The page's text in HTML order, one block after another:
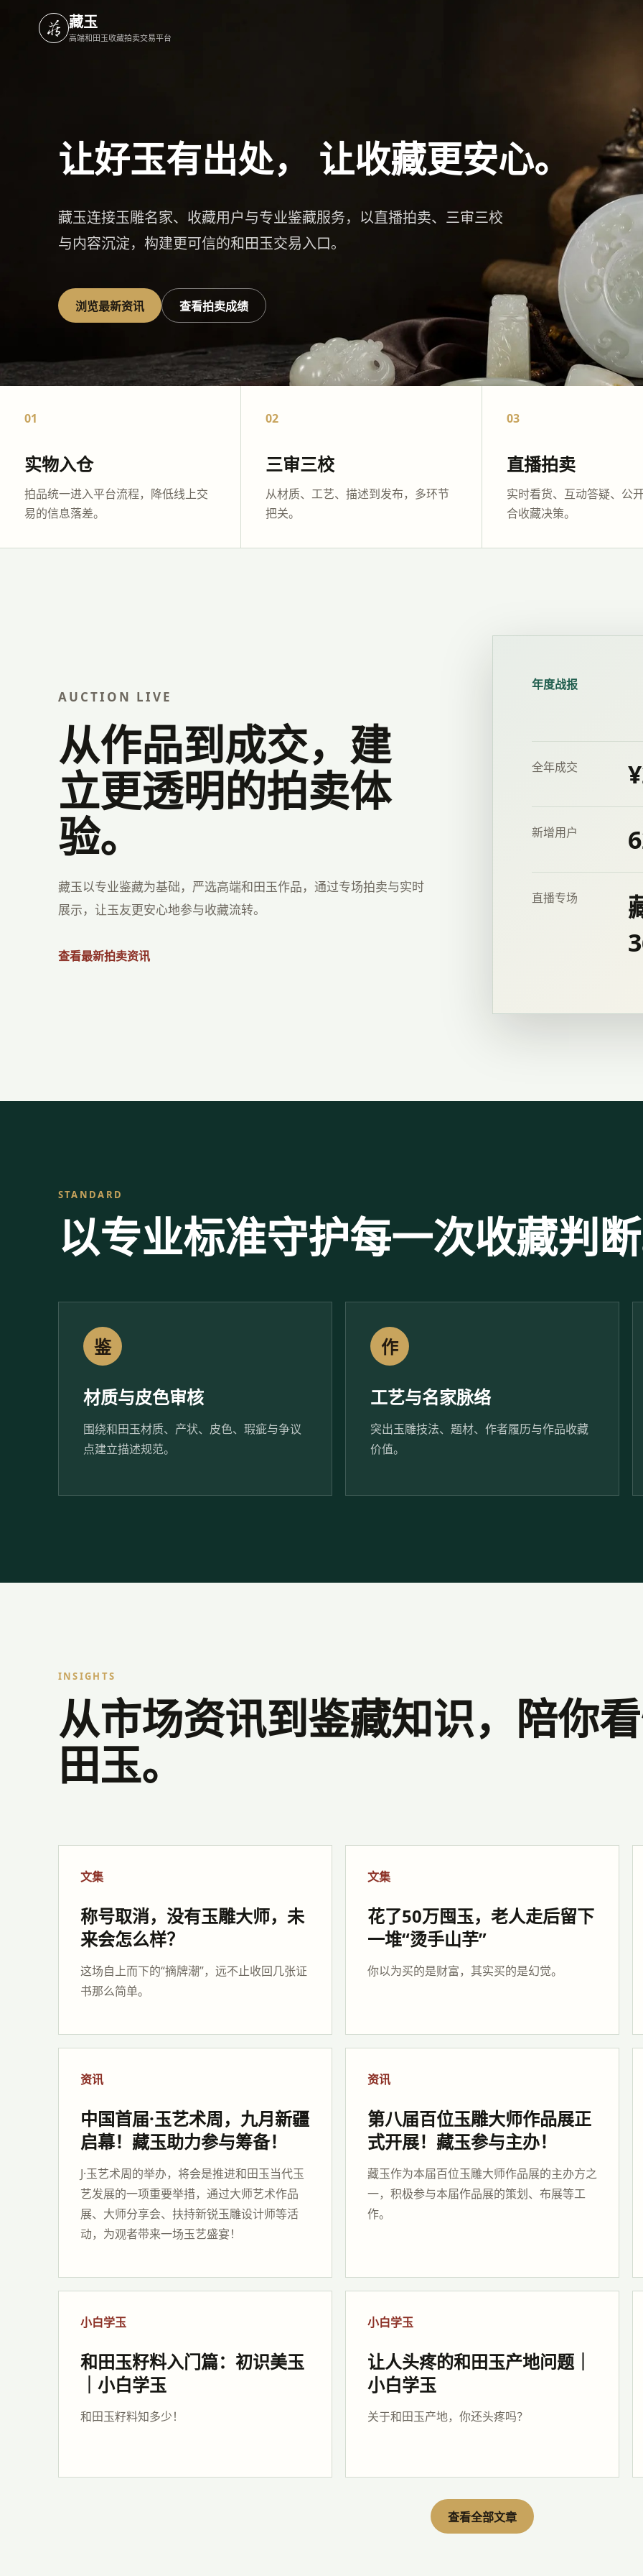
藏玉
高端和田玉收藏拍卖交易平台
让好玉有出处， 让收藏更安心。
藏玉连接玉雕名家、收藏用户与专业鉴藏服务，以直播拍卖、三审三校
与内容沉淀，构建更可信的和田玉交易入口。
浏览最新资讯 查看拍卖成绩
01
实物入仓
拍品统一进入平台流程，降低线上交
易的信息落差。
02
三审三校
从材质、工艺、描述到发布，多环节
把关。
03
直播拍卖
实时看货、互动答疑、公
合收藏决策。
AUCTION LIVE
从作品到成交，建
立更透明的拍卖体
验。
藏玉以专业鉴藏为基础，严选高端和田玉作品，通过专场拍卖与实时
展示，让玉友更安心地参与收藏流转。
查看最新拍卖资讯
年度战报
全年成交
新增用户
直播专场
STANDARD
以专业标准守护每一次收藏判
鉴
材质与皮色审核
围绕和田玉材质、产状、皮色、瑕疵与争议
点建立描述规范。
作
工艺与名家脉络
突出玉雕技法、题材、作者履历与作品收藏
价值。
INSIGHTS
从市场资讯到鉴藏知识，陪你
田玉。
文集
称号取消，没有玉雕大师，未
来会怎么样？
这场自上而下的“摘牌潮”，远不止收回几张证
书那么简单。
文集
花了50万囤玉，老人走后留下
一堆“烫手山芋”
你以为买的是财富，其实买的是幻觉。
资讯
中国首届·玉艺术周，九月新疆
启幕！藏玉助力参与筹备！
J·玉艺术周的举办，将会是推进和田玉当代玉
艺发展的一项重要举措，通过大师艺术作品
展、大师分享会、扶持新锐玉雕设计师等活
动，为观者带来一场玉艺盛宴！
资讯
第八届百位玉雕大师作品展正
式开展！藏玉参与主办！
藏玉作为本届百位玉雕大师作品展的主办方之
一，积极参与本届作品展的策划、布展等工
作。
小白学玉
和田玉籽料入门篇：初识美玉
｜小白学玉
和田玉籽料知多少！
小白学玉
让人头疼的和田玉产地问题｜
小白学玉
关于和田玉产地，你还头疼吗？
查看全部文章